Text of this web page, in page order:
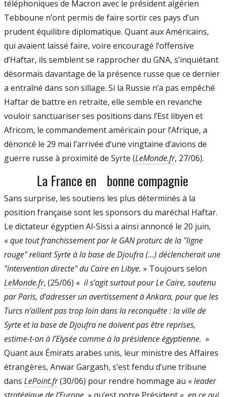
téléphoniques de Macron avec le président algérien
Tebboune n’ont permis de faire sortir ces pays d’un
prudent équilibre diplomatique. Quant aux Américains,
qui avaient laissé faire, voire encouragé l’offensive
d’Haftar, ils semblent se rapprocher du GNA, s’inquiétant
désormais davantage de la présence russe que ce dernier
a entraîné dans son sillage. Si la Russie n’a pas empêché
Haftar de battre en retraite, elle semble en revanche
vouloir sanctuariser ses positions dans l’Est libyen et
Africom, le commandement américain pour l’Afrique, a
dénoncé le 29 mai l’arrivée d’une vingtaine d’avions de
guerre russe à proximité de Syrte (LeMonde.fr, 27/06).
La France en bonne compagnie
Sans surprise, les soutiens les plus déterminés à la
position française sont les sponsors du maréchal Haftar.
Le dictateur égyptien Al-Sissi a ainsi annoncé le 20 juin,
«que tout franchissement par le GAN proturc de la "ligne
rouge" reliant Syrte à la base de Djoufra (...) déclencherait une
"intervention directe" du Caire en Libye. » Toujours selon
LeMonde.fr, (25/06) « il s’agit surtout pour Le Caire, soutenu
par Paris, d’adresser un avertissement à Ankara, pour que les
Turcs n’aillent pas trop loin dans la reconquête : la ville de
Syrte et la base de Djoufra ne doivent pas être reprises,
estime-t-on à l’Elysée comme à la présidence égyptienne. »
Quant aux Émirats arabes unis, leur ministre des Affaires
étrangères, Anwar Gargash, s’est fendu d’une tribune
dans LePoint.fr(30/06) pour rendre hommage au «leader